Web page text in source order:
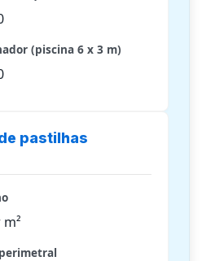
(piscina 6 x 3 m)
pastilhas